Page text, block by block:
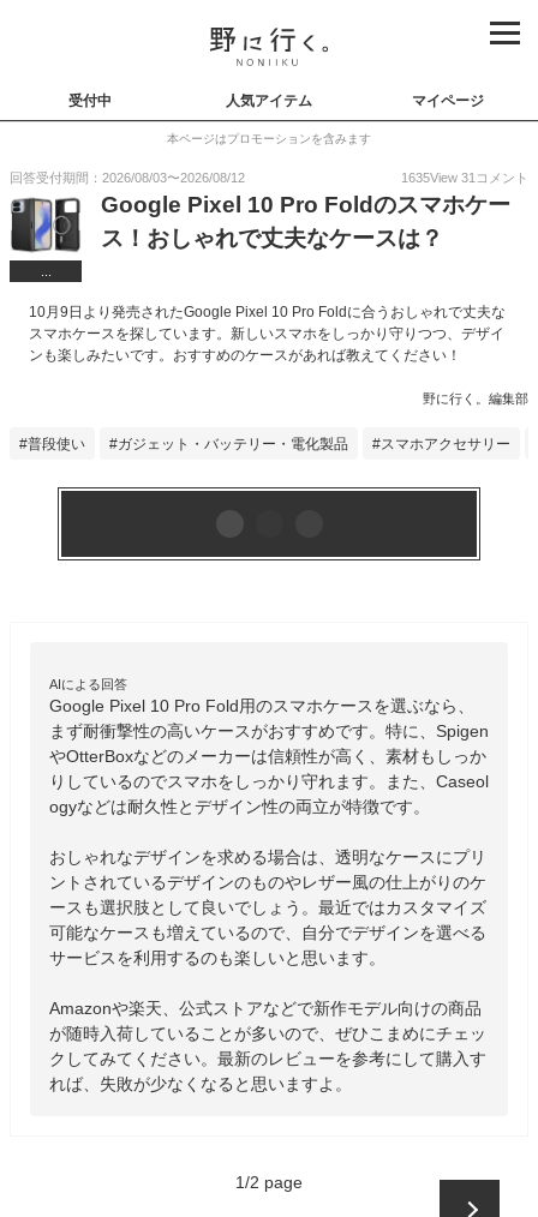
受付中 人気アイテム マイページ
本ページはプロモーションを含みます
回答受付期間： 2026/08/03〜2026/08/12 1635View 31 コメント
Google Pixel 10 Pro Foldのスマホケー
ス！おしゃれで丈夫なケースは？
10月9日より発売されたGoogle Pixel 10 Pro Foldに合うおしゃれで丈夫な
スマホケースを探しています。新しいスマホをしっかり守りつつ、デザイ
ンも楽しみたいです。おすすめのケースがあれば教えてください！
野に行く。編集部
普段使い ガジェット・バッテリー・電化製品 スマホアクセサリー
AIによる回答
Google Pixel 10 Pro Fold用のスマホケースを選ぶなら、
まず耐衝撃性の高いケースがおすすめです。特に、Spigen
やOtterBoxなどのメーカーは信頼性が高く、素材もしっか
りしているのでスマホをしっかり守れます。また、Caseol
ogyなどは耐久性とデザイン性の両立が特徴です。
おしゃれなデザインを求める場合は、透明なケースにプリ
ントされているデザインのものやレザー風の仕上がりのケ
ースも選択肢として良いでしょう。最近ではカスタマイズ
可能なケースも増えているので、自分でデザインを選べる
サービスを利用するのも楽しいと思います。
Amazonや楽天、公式ストアなどで新作モデル向けの商品
が随時入荷していることが多いので、ぜひこまめにチェッ
クしてみてください。最新のレビューを参考にして購入す
れば、失敗が少なくなると思いますよ。
1/2 page